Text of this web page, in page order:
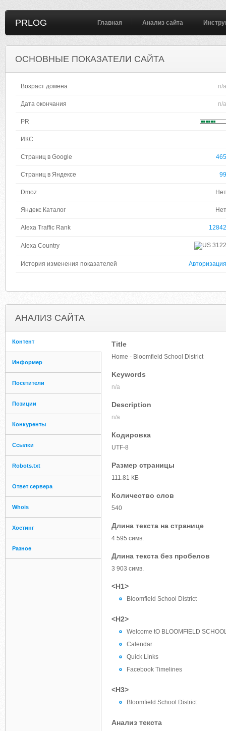
PRLOG Главная Анализ сайта
ОСНОВНЫЕ ПОКАЗАТЕЛИ САЙТА
Возраст домена n/a
Дата окончания n/a
PR
ИКС
Страниц в Google 465
Страниц в Яндексе 99
Dmoz Нет
Яндекс Каталог Нет
Alexa Traffic Rank 12842
Alexa Country 3122
История изменения показателей Авторизация
АНАЛИЗ САЙТА
Контент
Информер
Посетители
Позиции
Конкуренты
Ссылки
Robots.txt
Ответ сервера
Whois
Хостинг
Разное
Title
Home - Bloomfield School District
Keywords
n/a
Description
n/a
Кодировка
UTF-8
Размер страницы
111.81 КБ
Количество слов
540
Длина текста на странице
4 595 симв.
Длина текста без пробелов
3 903 симв.
<H1>
Bloomfield School District
<H2>
Welcome tO BLOOMFIELD
Calendar
Quick Links
Facebook Timelines
<H3>
Bloomfield School District
Анализ текста